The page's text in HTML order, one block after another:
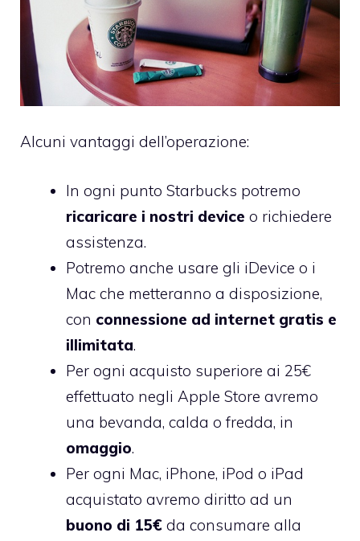
Alcuni vantaggi dell’operazione:
In ogni punto Starbucks potremo
ricaricare i nostri device o richiedere
assistenza.
Potremo anche usare gli iDevice o i
Mac che metteranno a disposizione,
con connessione ad internet gratis e
illimitata.
Per ogni acquisto superiore ai 25€
effettuato negli Apple Store avremo
una bevanda, calda o fredda, in
omaggio.
Per ogni Mac, iPhone, iPod o iPad
acquistato avremo diritto ad un
buono di 15€ da consumare alla